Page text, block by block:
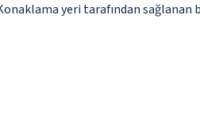
yeri tarafından